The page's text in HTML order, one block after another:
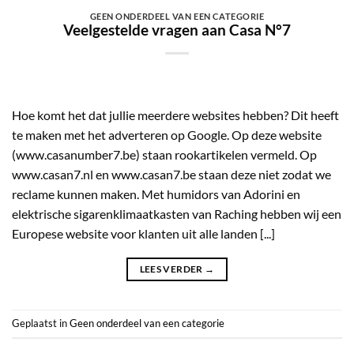
GEEN ONDERDEEL VAN EEN CATEGORIE
Veelgestelde vragen aan Casa N°7
Hoe komt het dat jullie meerdere websites hebben? Dit heeft
te maken met het adverteren op Google. Op deze website
(www.casanumber7.be) staan rookartikelen vermeld. Op
www.casan7.nl en www.casan7.be staan deze niet zodat we
reclame kunnen maken. Met humidors van Adorini en
elektrische sigarenklimaatkasten van Raching hebben wij een
Europese website voor klanten uit alle landen [...]
LEES VERDER →
Geplaatst inGeen onderdeel van een categorie